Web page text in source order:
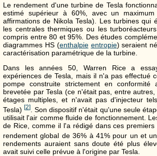
Le rendement d'une turbine de Tesla
estimé supérieur à 60%, avec un
affirmations de Nikola Tesla). Les turbines qui
les centrales thermiques ou les
compris entre 80 et 95%. Des études
diagrammes HS (enthalpie entropie) seraient
caractérisation paramétrique de la turbine.
Dans les années 50, Warren Rice a
expériences de Tesla, mais il n'a pas effectué
pompe construite strictement en conformité
brevetée par Tesla (ce n'était pas, entre
étages multiples, et n'avait pas d'injecteur
Tesla)[2]
. Son dispositif n'était qu'une seule
utilisait l'air comme fluide de fonctionnement.
de Rice, comme il l'a rédigé dans ces
rendement global de 36% à 41% pour un et
rendements auraient sans doute été plus
avait suivi celle prévue à l'origine par Tesla.